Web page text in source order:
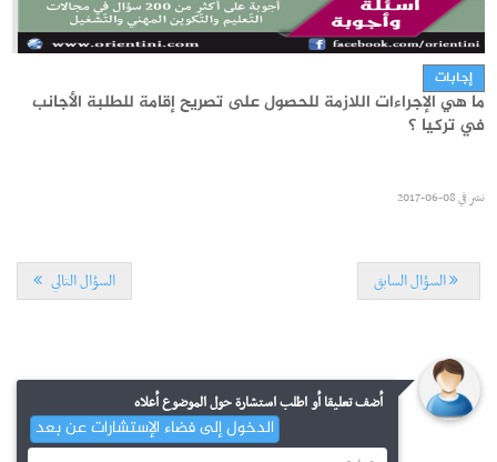
فتح باب الترشح للحصول على منح التنقل لتركيا - جامعة سوسة
نشر في26-11-2025
الدراسة في الخارج
فتح باب الترشح للحصول على منح التنقل لتركيا - جامعة سوسة
إجابات
ما هي الإجراءات اللازمة للحصول على تصريح إقامة للطلبة الأجانب
في تركيا ؟
نشر في08-06-2017
السؤال السابق السؤال التالي
أضف تعليقا أو اطلب استشارة حول الموضوع أعلاه
الدخول إلى فضاء الإستشارات عن بعد